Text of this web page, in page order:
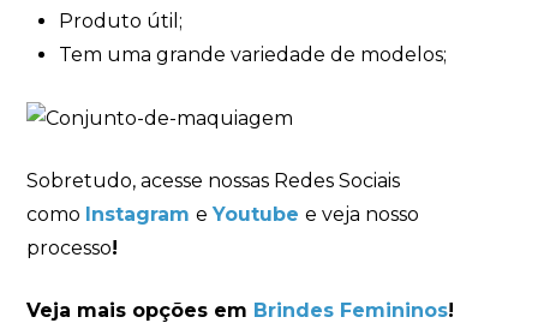
Produto útil;
Tem uma grande variedade de modelos;
Sobretudo, acesse nossas Redes Sociais
como Instagram eYoutube e veja nosso
processo!
Veja mais opções em Brindes Femininos!